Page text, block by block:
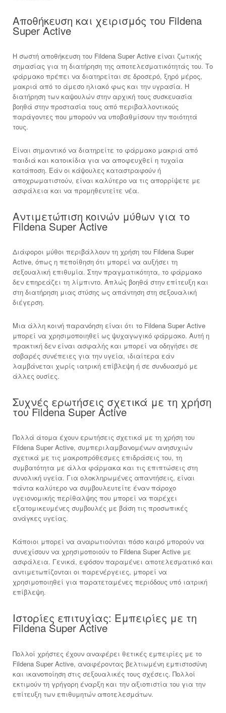
Αποθήκευση και χειρισμός του Fildena
Super Active
Η σωστή αποθήκευση του Fildena Super Active είναι ζωτικής
σημασίας για τη διατήρηση της αποτελεσματικότητάς του. Το
φάρμακο πρέπει να διατηρείται σε δροσερό, ξηρό μέρος,
μακριά από το άμεσο ηλιακό φως και την υγρασία. Η
διατήρηση των καψουλών στην αρχική τους συσκευασία
βοηθά στην προστασία τους από περιβαλλοντικούς
παράγοντες που μπορούν να υποβαθμίσουν την ποιότητά
τους.
Είναι σημαντικό να διατηρείτε το φάρμακο μακριά από
παιδιά και κατοικίδια για να αποφευχθεί η τυχαία
κατάποση. Εάν οι κάψουλες καταστραφούν ή
αποχρωματιστούν, είναι καλύτερο να τις απορρίψετε με
ασφάλεια και να προμηθευτείτε νέα.
Αντιμετώπιση κοινών μύθων για το
Fildena Super Active
Διάφοροι μύθοι περιβάλλουν τη χρήση του Fildena Super
Active, όπως η πεποίθηση ότι μπορεί να αυξήσει τη
σεξουαλική επιθυμία. Στην πραγματικότητα, το φάρμακο
δεν επηρεάζει τη λίμπιντο. Απλώς βοηθά στην επίτευξη και
στη διατήρηση μιας στύσης ως απάντηση στη σεξουαλική
διέγερση.
Μια άλλη κοινή παρανόηση είναι ότι το Fildena Super Active
μπορεί να χρησιμοποιηθεί ως ψυχαγωγικό φάρμακο. Αυτή η
πρακτική δεν είναι ασφαλής και μπορεί να οδηγήσει σε
σοβαρές συνέπειες για την υγεία, ιδιαίτερα εάν
λαμβάνεται χωρίς ιατρική επίβλεψη ή σε συνδυασμό με
άλλες ουσίες.
Συχνές ερωτήσεις σχετικά με τη χρήση
του Fildena Super Active
Πολλά άτομα έχουν ερωτήσεις σχετικά με τη χρήση του
Fildena Super Active, συμπεριλαμβανομένων ανησυχιών
σχετικά με τις μακροπρόθεσμες επιδράσεις του, τη
συμβατότητα με άλλα φάρμακα και τις επιπτώσεις στη
συνολική υγεία. Για ολοκληρωμένες απαντήσεις, είναι
πάντα καλύτερο να συμβουλευτείτε έναν πάροχο
υγειονομικής περίθαλψης που μπορεί να παρέχει
εξατομικευμένες συμβουλές με βάση τις προσωπικές
ανάγκες υγείας.
Κάποιοι μπορεί να αναρωτιούνται πόσο καιρό μπορούν να
συνεχίσουν να χρησιμοποιούν το Fildena Super Active με
ασφάλεια. Γενικά, εφόσον παραμένει αποτελεσματικό και
αντιμετωπίζονται οι παρενέργειες, μπορεί να
χρησιμοποιηθεί για παρατεταμένες περιόδους υπό ιατρική
επίβλεψη.
Ιστορίες επιτυχίας: Εμπειρίες με τη
Fildena Super Active
Πολλοί χρήστες έχουν αναφέρει θετικές εμπειρίες με το
Fildena Super Active, αναφέροντας βελτιωμένη εμπιστοσύνη
και ικανοποίηση στις σεξουαλικές τους σχέσεις. Πολλοί
εκτιμούν τη γρήγορη έναρξη και την αξιοπιστία του για την
επίτευξη των επιθυμητών αποτελεσμάτων.